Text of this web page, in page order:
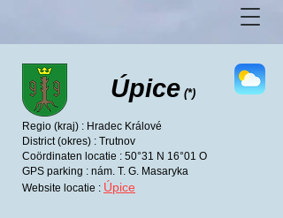
Úpice(*)
Regio (kraj) : Hradec Králové
District (okres) : Trutnov
Coördinaten locatie : 50°31 N 16°01 O
GPS parking : nám. T. G. Masaryka
Website locatie : Úpice